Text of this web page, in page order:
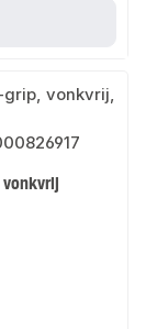
vonkvrij